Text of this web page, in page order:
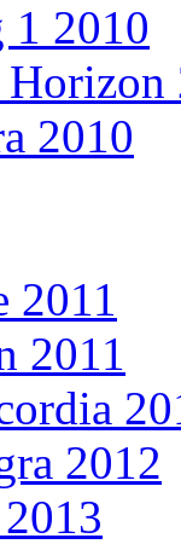
1 2010
Horizon
2010
2011
2011
2012